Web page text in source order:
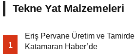
Tekne Yat Malzemeleri
1
Eriş Pervane Üretim ve Tamirde
Katamaran Haber’de